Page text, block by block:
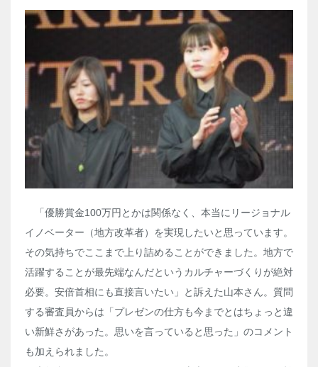
「優勝賞金100万円とかは関係なく、本当にリージョナル
イノベーター（地方改革者）を実現したいと思っています。
その気持ちでここまで上り詰めることができました。地方で
活躍することが最先端なんだというカルチャーづくりが絶対
必要。安倍首相にも直接言いたい」と訴えた山本さん。質問
する審査員からは「プレゼンの仕方も今までとはちょっと違
い新鮮さがあった。思いを言っていると思った」のコメント
も加えられました。